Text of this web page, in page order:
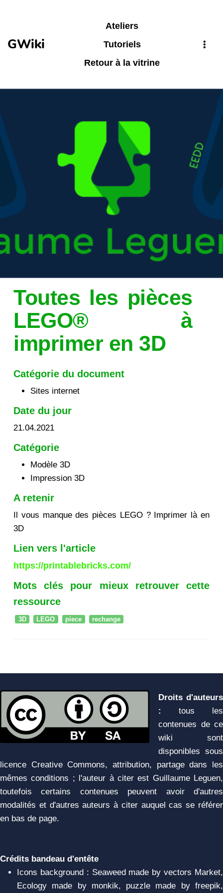
GWiki
Ateliers
Tutoriels
Retour à la vitrine
Toutes les pièces
LEGO® à
imprimer en 3D
Catégorie du document
Sites internet
Date du jour
21.04.2021
Catégorie
Modèle 3D
Impression 3D
A retenir
Il vous manque des pièces LEGO ? Imprimer là en
3D
Lien vers l'article
https://printablebricks.com/
Mots clés pour mieux retrouver cette
ressource
3D LEGO piece rechange
Droits d'auteurs
:
tous les
contenues de ce
wiki sont
disponibles sous
licence Creative Commons, attribution, partage dans les
mêmes conditions ; l'auteur à citer est Guillaume Leguen,
toutefois certains contenues peuvent avoir d'autres
modalités et d'autres auteurs à citer auquel cas se référer
en bas de page.
Crédits bandeau d'entête
Icons background : Seaweed made by vectors Market,
Ecology made by monkik, puzzle made by freepik,